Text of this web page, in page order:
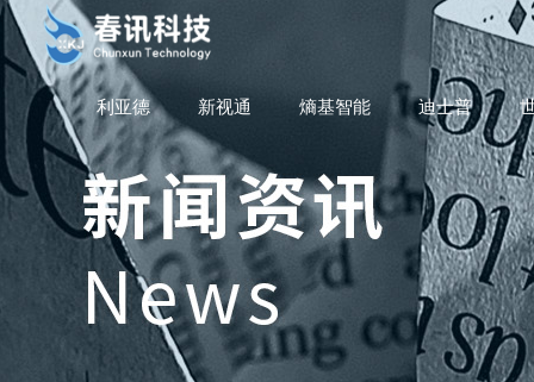
利亚德 新视通 熵基智能 迪士普